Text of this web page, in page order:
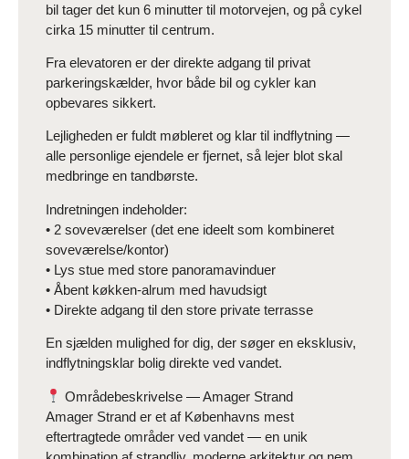
bil tager det kun 6 minutter til motorvejen, og på cykel
cirka 15 minutter til centrum.
Fra elevatoren er der direkte adgang til privat
parkeringskælder, hvor både bil og cykler kan
opbevares sikkert.
Lejligheden er fuldt møbleret og klar til indflytning —
alle personlige ejendele er fjernet, så lejer blot skal
medbringe en tandbørste.
Indretningen indeholder:
• 2 soveværelser (det ene ideelt som kombineret
soveværelse/kontor)
• Lys stue med store panoramavinduer
• Åbent køkken-alrum med havudsigt
• Direkte adgang til den store private terrasse
En sjælden mulighed for dig, der søger en eksklusiv,
indflytningsklar bolig direkte ved vandet.
Områdebeskrivelse — Amager Strand
Amager Strand er et af Københavns mest
eftertragtede områder ved vandet — en unik